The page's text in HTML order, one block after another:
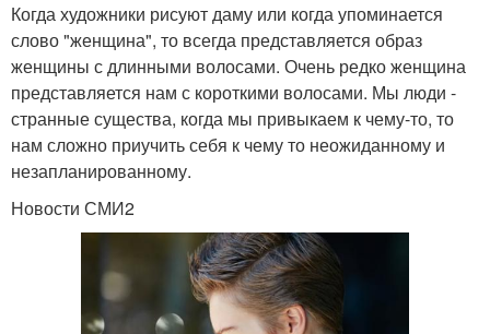
Когда художники рисуют даму или когда упоминается
слово "женщина", то всегда представляется образ
женщины с длинными волосами. Очень редко женщина
представляется нам с короткими волосами. Мы люди -
странные существа, когда мы привыкаем к чему-то, то
нам сложно приучить себя к чему то неожиданному и
незапланированному.
Новости СМИ2